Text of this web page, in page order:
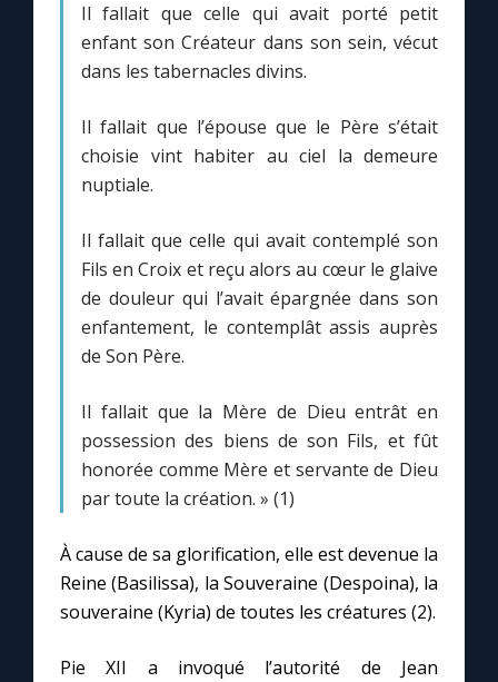
Mes intentions de prière
Une neuvaine
À la une
1000 Raisons de Croire
Chapelet pour le monde
Contact
Faire un don
Il fallait que celle qui avait porté petit
enfant son Créateur dans son sein, vécut
dans les tabernacles divins.
Il fallait que l’épouse que le Père s’était
choisie vint habiter au ciel la demeure
nuptiale.
Il fallait que celle qui avait contemplé son
Fils en Croix et reçu alors au cœur le glaive
de douleur qui l’avait épargnée dans son
enfantement, le contemplât assis auprès
de Son Père.
Il fallait que la Mère de Dieu entrât en
possession des biens de son Fils, et fût
honorée comme Mère et servante de Dieu
par toute la création. » (1)
À cause de sa glorification, elle est devenue la
Reine (Basilissa), la Souveraine (Despoina), la
souveraine (Kyria) de toutes les créatures (2).
Pie XII a invoqué l’autorité de Jean